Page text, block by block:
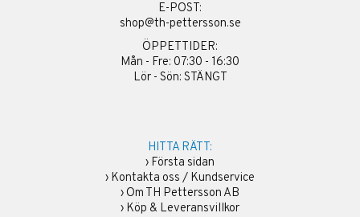
E-POST:
shop@th-pettersson.se
ÖPPETTIDER:
Mån - Fre: 07:30 - 16:30
Lör - Sön: STÄNGT
HITTA RÄTT:
› Första sidan
› Kontakta oss / Kundservice
› Om TH Pettersson AB
› Köp & Leveransvillkor